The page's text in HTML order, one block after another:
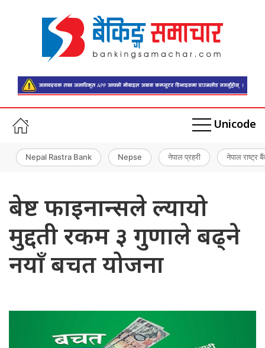
Unicode
Nepal Rastra Bank Nepse नेपाल प्रहरी नेपाल राष्ट्र
बेष्ट फाइनान्सले ल्यायो
मुद्दती रकम ३ गुणाले बढ्ने
नयाँ बचत योजना